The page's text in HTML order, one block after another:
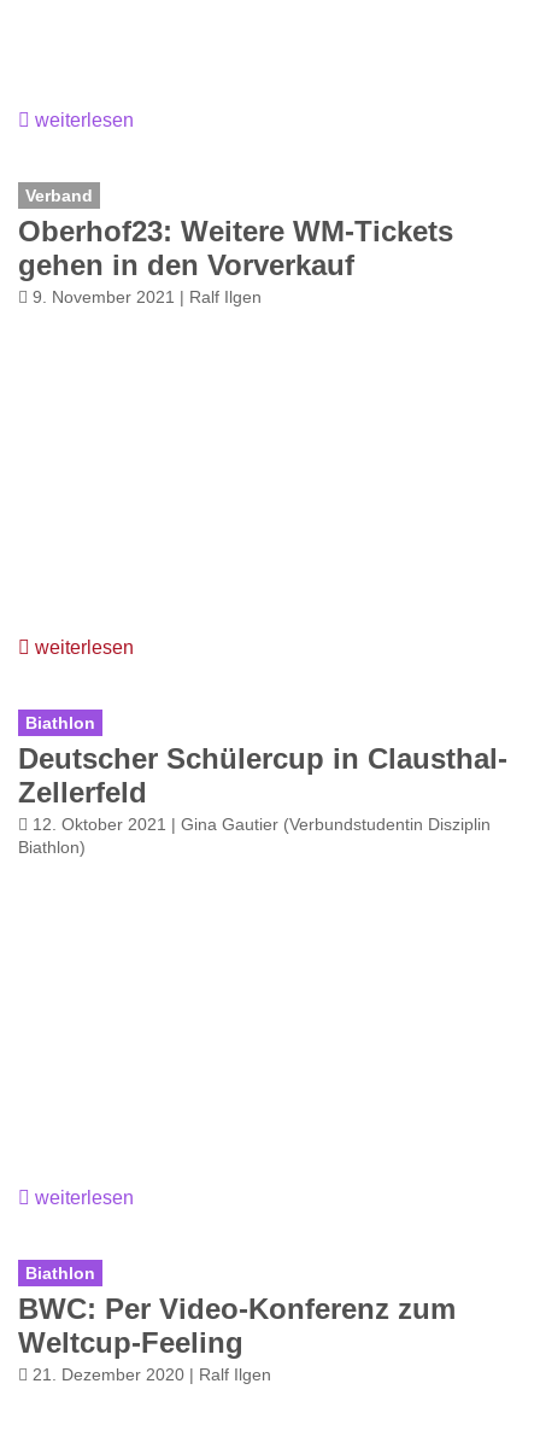
weiterlesen
Verband
Oberhof23: Weitere WM-Tickets
gehen in den Vorverkauf
9. November 2021 | Ralf Ilgen
weiterlesen
Biathlon
Deutscher Schülercup in Clausthal-
Zellerfeld
12. Oktober 2021 | Gina Gautier (Verbundstudentin Disziplin
Biathlon)
weiterlesen
Biathlon
BWC: Per Video-Konferenz zum
Weltcup-Feeling
21. Dezember 2020 | Ralf Ilgen